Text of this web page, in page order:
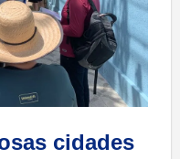
cidades